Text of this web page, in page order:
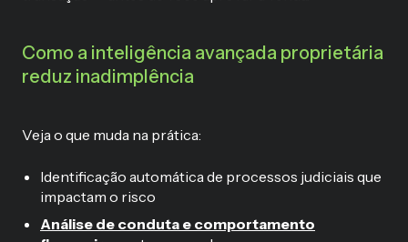
Como a inteligência avançada proprietária
reduz inadimplência
Veja o que muda na prática:
Identificação automática de processos judiciais que
impactam o risco
Análise de conduta e comportamento